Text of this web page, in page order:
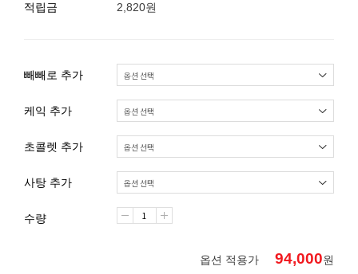
적립금
2,820원
빼빼로 추가
케익 추가
초콜렛 추가
사탕 추가
수량
옵션 적용가 94,000원